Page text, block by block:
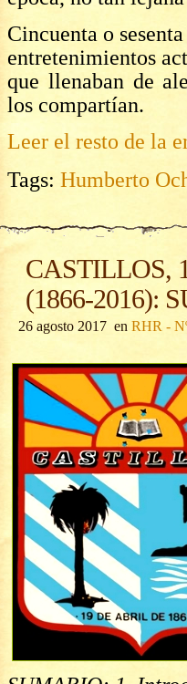
Cincuenta o
entretenimientos
que llenaban de
los compartían.
Leer el resto de la
Tags: Humberto
CASTILLOS,
(1866-2016):
26 agosto 2017 en RHR -